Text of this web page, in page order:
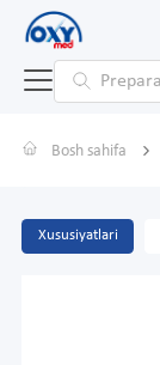
Bosh sahifa
Xususiyatlari